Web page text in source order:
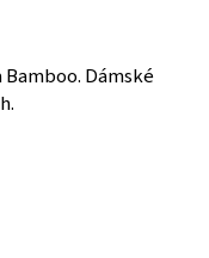
Bamboo. Dámské